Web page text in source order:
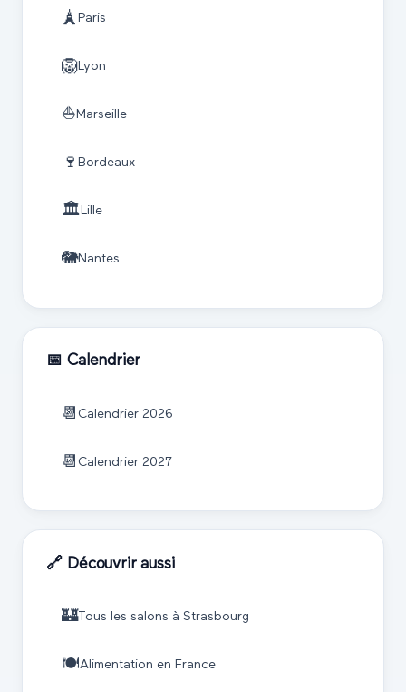
🗼 Paris
🦁Lyon
⛵ Marseille
🍷 Bordeaux
🏛️ Lille
🐘Nantes
📅 Calendrier
📆 Calendrier 2026
📆 Calendrier 2027
🔗 Découvrir aussi
🏰Tous les salons à Strasbourg
🍽️Alimentation en France